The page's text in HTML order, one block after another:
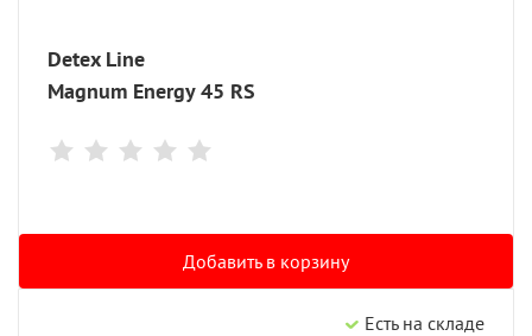
Detex Line
Magnum Energy 45 RS
Добавить в корзину
Есть на складе